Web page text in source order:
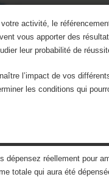
activité, le
vous apporter des
leur probabilité de
l’impact de vos
les conditions qui
réellement pour
totale qui aura été